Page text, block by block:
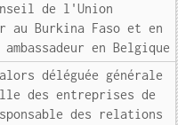
de l'Union
au Burkina Faso et en
en Belgique
déléguée générale
des entreprises de
des relations